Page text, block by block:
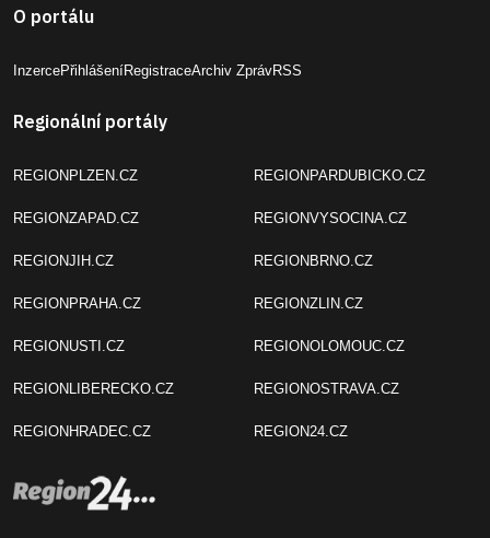
O portálu
InzercePřihlášeníRegistraceArchiv ZprávRSS
Regionální portály
REGIONPLZEN.CZ
REGIONZAPAD.CZ
REGIONJIH.CZ
REGIONPRAHA.CZ
REGIONUSTI.CZ
REGIONLIBERECKO.CZ
REGIONHRADEC.CZ
REGIONPARDUBICKO.CZ
REGIONVYSOCINA.CZ
REGIONBRNO.CZ
REGIONZLIN.CZ
REGIONOLOMOUC.CZ
REGIONOSTRAVA.CZ
REGION24.CZ